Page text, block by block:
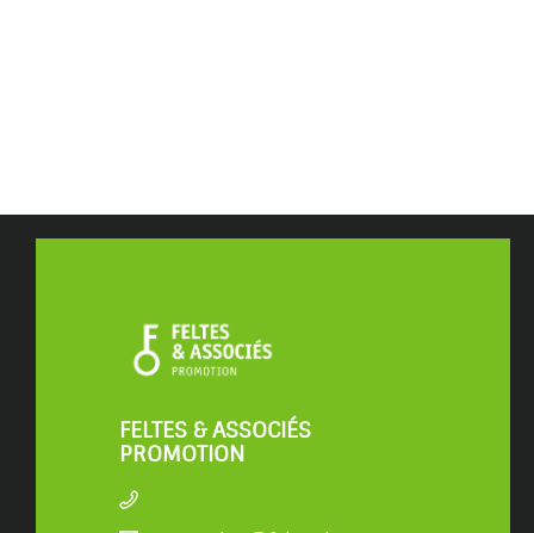
FELTES & ASSOCIÉS
PROMOTION